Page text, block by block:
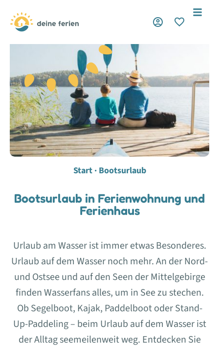
Start · Bootsurlaub
Bootsurlaub in Ferienwohnung und
Ferienhaus
Urlaub am Wasser ist immer etwas Besonderes.
Urlaub auf dem Wasser noch mehr. An der Nord-
und Ostsee und auf den Seen der Mittelgebirge
finden Wasserfans alles, um in See zu stechen.
Ob Segelboot, Kajak, Paddelboot oder Stand-
Up-Paddeling – beim Urlaub auf dem Wasser ist
der Alltag seemeilenweit weg. Entdecken Sie